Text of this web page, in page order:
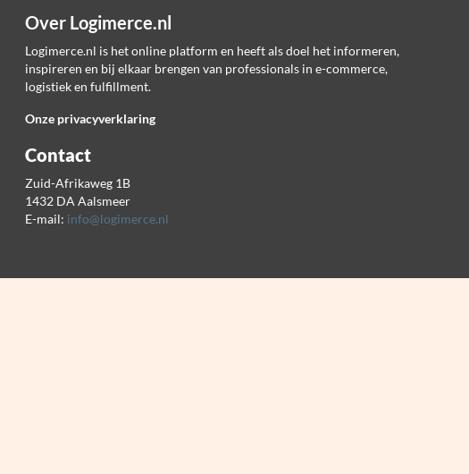
Over Logimerce.nl
Logimerce.nl is het online platform en heeft als doel het informeren,
inspireren en bij elkaar brengen van professionals in e-commerce,
logistiek en fulfillment.
Onze privacyverklaring
Contact
Zuid-Afrikaweg 1B
1432 DA Aalsmeer
E-mail: info@logimerce.nl